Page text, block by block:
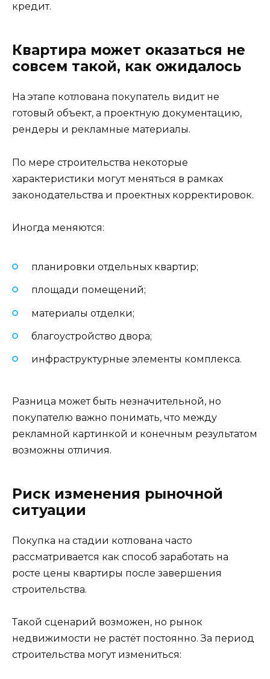
кредит.
Квартира может оказаться не
совсем такой, как ожидалось
На этапе котлована покупатель видит не
готовый объект, а проектную документацию,
рендеры и рекламные материалы.
По мере строительства некоторые
характеристики могут меняться в рамках
законодательства и проектных корректировок.
Иногда меняются:
планировки отдельных квартир;
площади помещений;
материалы отделки;
благоустройство двора;
инфраструктурные элементы комплекса.
Разница может быть незначительной, но
покупателю важно понимать, что между
рекламной картинкой и конечным результатом
возможны отличия.
Риск изменения рыночной
ситуации
Покупка на стадии котлована часто
рассматривается как способ заработать на
росте цены квартиры после завершения
строительства.
Такой сценарий возможен, но рынок
недвижимости не растёт постоянно. За период
строительства могут измениться: